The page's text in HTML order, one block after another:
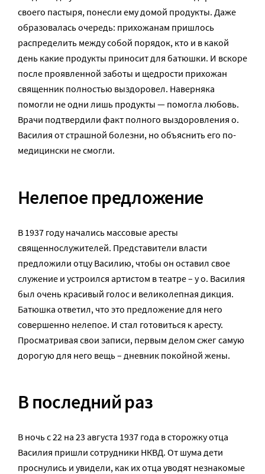
своего пастыря, понесли ему домой продукты. Даже
образовалась очередь: прихожанам пришлось
распределить между собой порядок, кто и в какой
день какие продукты приносит для батюшки. И вскоре
после проявленной заботы и щедрости прихожан
священник полностью выздоровел. Наверняка
помогли не одни лишь продукты — помогла любовь.
Врачи подтвердили факт полного выздоровления о.
Василия от страшной болезни, но объяснить его по-
медицински не смогли.
Нелепое предложение
В 1937 году начались массовые аресты
священнослужителей. Представители власти
предложили отцу Василию, чтобы он оставил свое
служение и устроился артистом в театре – у о. Василия
был очень красивый голос и великолепная дикция.
Батюшка ответил, что это предложение для него
совершенно нелепое. И стал готовиться к аресту.
Просматривая свои записи, первым делом сжег самую
дорогую для него вещь – дневник покойной жены.
В последний раз
В ночь с 22 на 23 августа 1937 года в сторожку отца
Василия пришли сотрудники НКВД. От шума дети
проснулись и увидели, как их отца уводят незнакомые